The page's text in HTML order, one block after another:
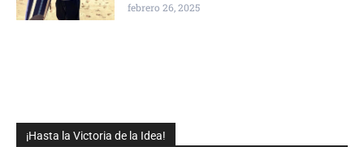
¡Hasta la Victoria de la Idea!
febrero 26, 2025